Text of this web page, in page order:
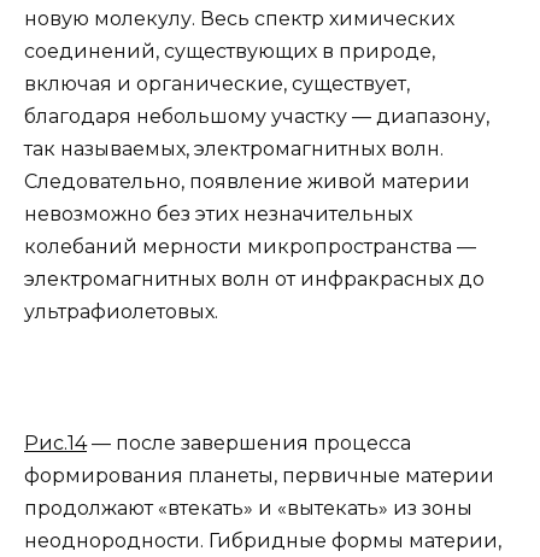
новую молекулу. Весь спектр химических
соединений, существующих в природе,
включая и органические, существует,
благодаря небольшому участку — диапазону,
так называемых, электромагнитных волн.
Следовательно, появление живой материи
невозможно без этих незначительных
колебаний мерности микропространства —
электромагнитных волн от инфракрасных до
ультрафиолетовых.
Рис.14— после завершения процесса
формирования планеты, первичные материи
продолжают «втекать» и «вытекать» из зоны
неоднородности. Гибридные формы материи,